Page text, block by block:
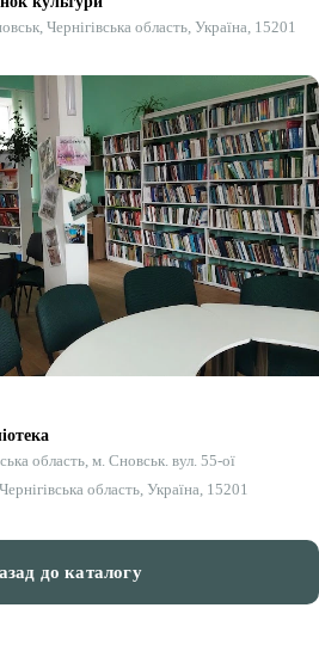
Чернігівська область, Україна, 15201
область, м. Сновськ. вул. 55-ої
область, Україна, 15201
до каталогу